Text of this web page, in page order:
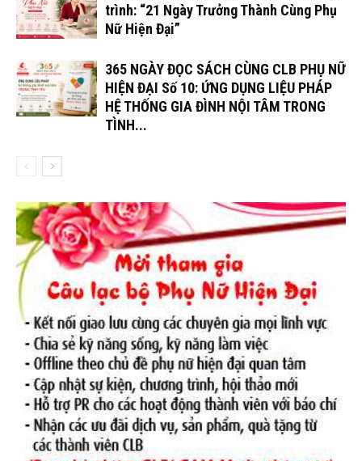
trình: “21 Ngày Trưởng Thành Cùng Phụ
Nữ Hiện Đại”
365 NGÀY ĐỌC SÁCH CÙNG CLB PHỤ NỮ
HIỆN ĐẠI Số 10: ỨNG DỤNG LIỆU PHÁP
HỆ THỐNG GIA ĐÌNH NỘI TÂM TRONG
TÌNH...